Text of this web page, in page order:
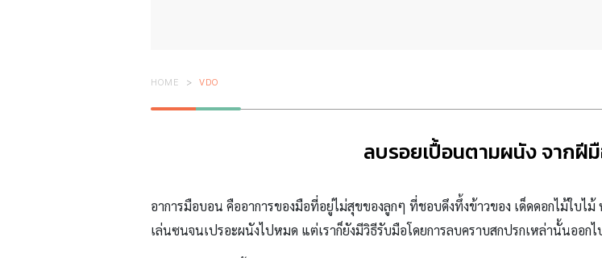
HOME VDO
ลบรอยเปื้อนตามผนัง จากฝี
อาการมือบอน คืออาการของมือที่อยู่ไม่สุขของลูกๆ ที่ชอบดึงทึ้งข้าวของ เด็ดดอกไม้ใบไ
เล่นซนจนเปรอะผนังไปหมด แต่เราก็ยังมีวิธีรับมือโดยการลบคราบสกปรกเหล่านั้นออก